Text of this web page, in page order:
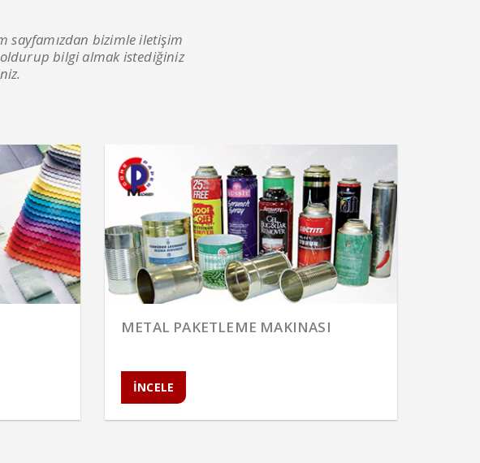
sayfamızdan bizimle iletişim
bilgi almak istediğiniz
METAL PAKETLEME MAKINASI
İNCELE